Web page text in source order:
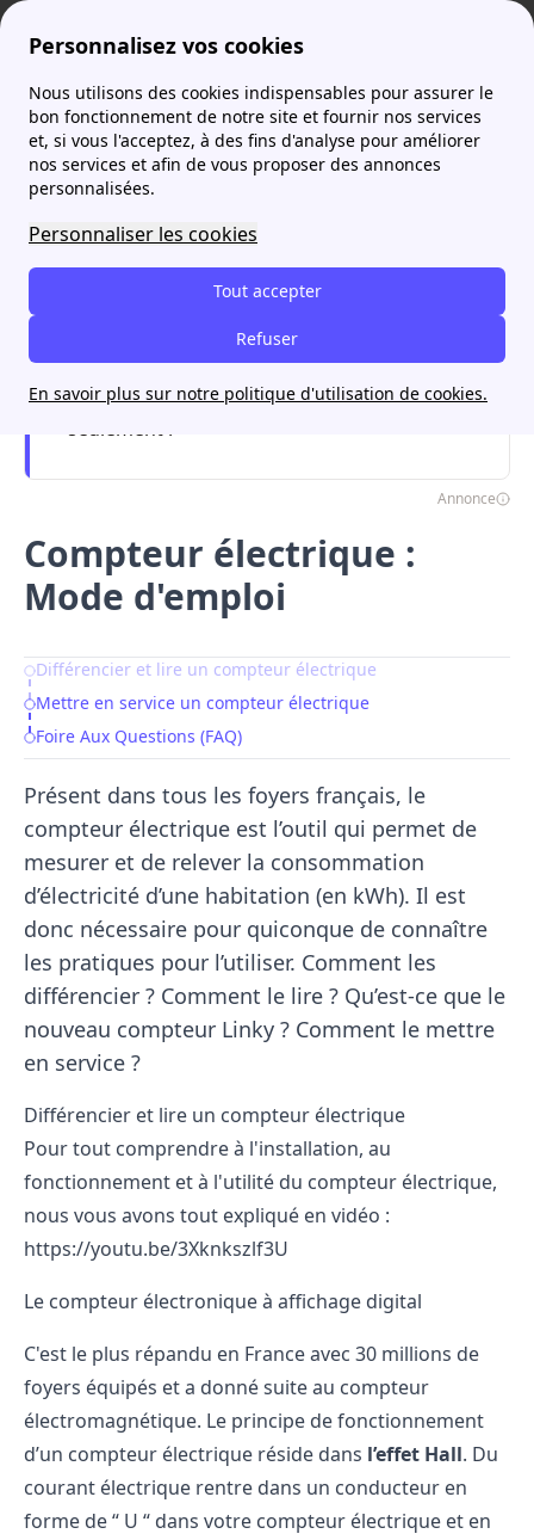
Personnalisez vos cookies
Nous utilisons des cookies indispensables pour assurer le
bon fonctionnement de notre site et fournir nos services
et, si vous l'acceptez, à des fins d'analyse pour améliorer
nos services et afin de vous proposer des annonces
personnalisées.
Personnaliser les cookies
Tout accepter
Refuser
En savoir plus sur notre politique d'utilisation de cookies.
Agence France Électricité Électricité Compteur électrique : Mode d'emploi
Je trouve l'offre d'énergie adaptée à
mon budget avec papernest
Appel gratuit
Commencez en ligne
Rappel à partir de 8h00
Ouvrez votre compteur en 5 minutes
seulement !
Annonce
Compteur électrique :
Mode d'emploi
Table of Contents
Différencier et lire un compteur électrique
Mettre en service un compteur électrique
Foire Aux Questions (FAQ)
Présent dans tous les foyers français, le
compteur électrique est l’outil qui permet de
mesurer et de relever la consommation
d’électricité d’une habitation (en kWh). Il est
donc nécessaire pour quiconque de connaître
les pratiques pour l’utiliser. Comment les
différencier ? Comment le lire ? Qu’est-ce que le
nouveau compteur Linky ? Comment le mettre
en service ?
Différencier et lire un compteur électrique
Pour tout comprendre à l'installation, au
fonctionnement et à l'utilité du compteur électrique,
nous vous avons tout expliqué en vidéo :
https://youtu.be/3Xknkszlf3U
Le compteur électronique à affichage digital
C'est le plus répandu en France avec 30 millions de
foyers équipés et a donné suite au compteur
électromagnétique. Le principe de fonctionnement
d’un compteur électrique réside dans l’effet Hall. Du
courant électrique rentre dans un conducteur en
forme de “ U “ dans votre compteur électrique et en